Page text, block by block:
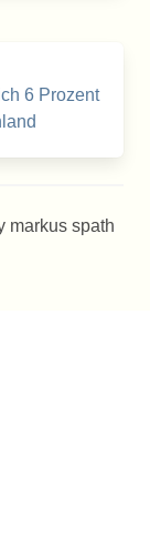
6 Prozent
markus spath